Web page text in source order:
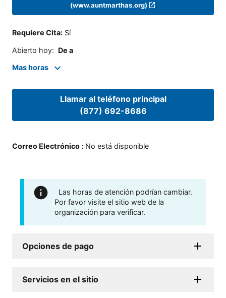
(www.auntmarthas.org)
Requiere Cita: Sí
Abierto hoy: De a
Mas horas
Llamar al teléfono principal
(877) 692-8686
Correo Electrónico : No está disponible
Las horas de atención podrían cambiar.
Por favor visite el sitio web de la
organización para verificar.
Opciones de pago
Servicios en el sitio